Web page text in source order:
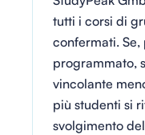
tutti i corsi di
confermati. Se,
programmato,
vincolante
più studenti si
svolgimento